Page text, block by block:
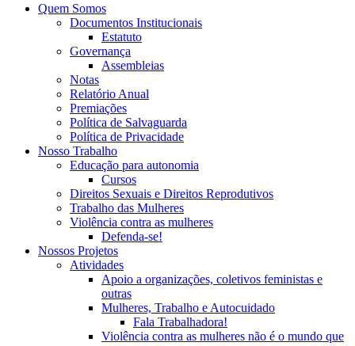
Quem Somos
Documentos Institucionais
Estatuto
Governança
Assembleias
Notas
Relatório Anual
Premiações
Política de Salvaguarda
Política de Privacidade
Nosso Trabalho
Educação para autonomia
Cursos
Direitos Sexuais e Direitos Reprodutivos
Trabalho das Mulheres
Violência contra as mulheres
Defenda-se!
Nossos Projetos
Atividades
Apoio a organizações, coletivos feministas e
outras
Mulheres, Trabalho e Autocuidado
Fala Trabalhadora!
Violência contra as mulheres não é o mundo que